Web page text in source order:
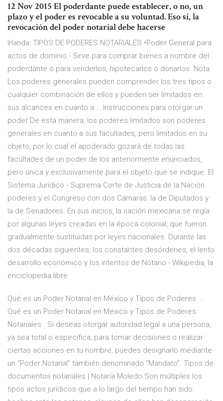
12 Nov 2015 El poderdante puede establecer, o no, un
plazo y el poder es revocable a su voluntad. Eso sí, la
revocación del poder notarial debe hacerse
Irlanda: TIPOS DE PODERES NOTARIALES •Poder General para
actos de dominio.- Sirve para comprar bienes a nombre del
poderdante o para venderlos, hipotecarlos o donarlos. Nota:
Los poderes generales pueden comprender los tres tipos o
cualquier combinación de ellos y pueden ser limitados en
sus alcances en cuanto a … Instrucciones para otorgar un
poder De esta manera, los poderes limitados son poderes
generales en cuanto a sus facultades, pero limitados en su
objeto, por lo cual el apoderado gozará de todas las
facultades de un poder de los anteriormente enunciados,
pero única y exclusivamente para el objeto que se indique. El
Sistema Jurídico - Suprema Corte de Justicia de la Nación
poderes y el Congreso con dos Cámaras: la de Diputados y
la de Senadores. En sus inicios, la nación mexicana se regía
por algunas leyes creadas en la época colonial, que fueron
gradualmente sustituidas por leyes nacionales. Durante las
dos décadas siguientes, los constantes desórdenes, el lento
desarrollo económico y los intentos de Notario - Wikipedia, la
enciclopedia libre
Qué es un Poder Notarial en México y Tipos de Poderes ...
Qué es un Poder Notarial en México y Tipos de Poderes
Notariales . Si deseas otorgar autoridad legal a una persona,
ya sea total o específica, para tomar decisiones o realizar
ciertas acciones en tu nombre, puedes designarlo mediante
un “Poder Notarial” también denominado “Mandato”. Tipos de
documentos notariales | Notaría Moledo Son múltiples los
tipos actos jurídicos que a lo largo del tiempo han sido